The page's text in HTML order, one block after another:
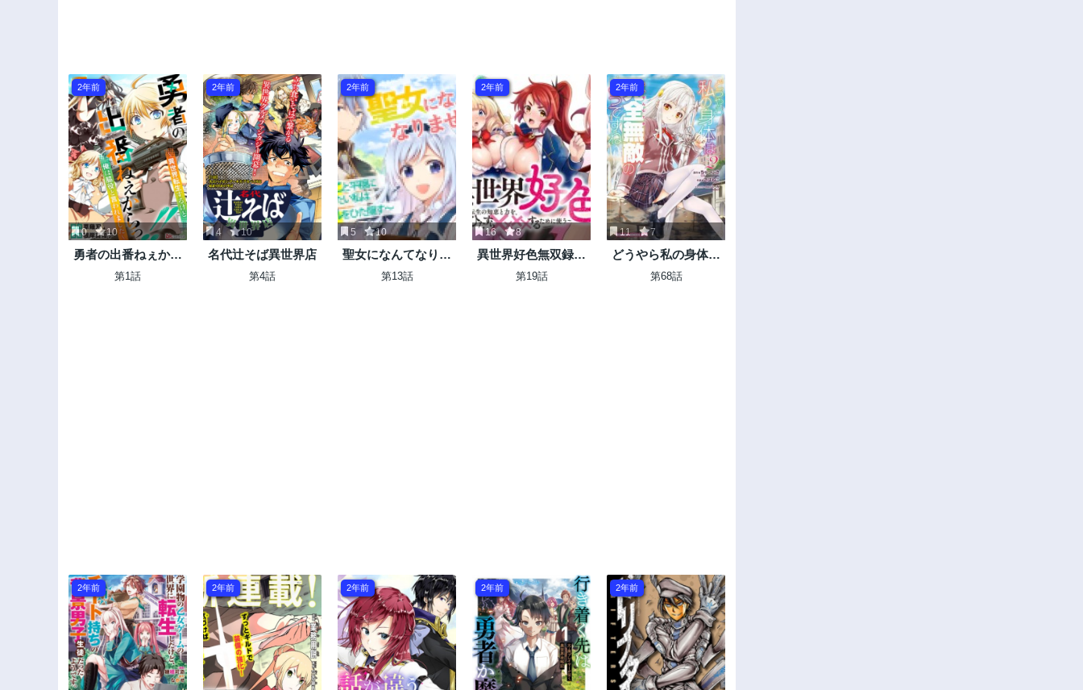
2年前
0 10
勇者の出番ねぇから
っ!! ～異世界転生す
第1話
2年前
4 10
名代辻そば異世界店
第4話
2年前
5 10
聖女になんてなりま
せんっ！～ちびっこ
第13話
2年前
16 8
異世界好色無双録〜
異世界転生の知恵と
第19話
2年前
11 7
どうやら私の身体は
完全無敵のようです
第68話
2年前 2年前 2年前 2年前 2年前